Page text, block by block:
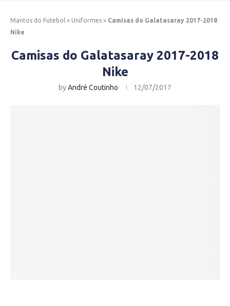
Mantos do Futebol » Uniformes » Camisas do Galatasaray 2017-2018
Nike
Camisas do Galatasaray 2017-2018
Nike
byAndré Coutinho 12/07/2017